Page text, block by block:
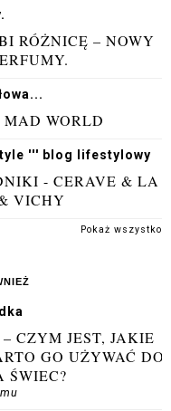
RÓŻNICĘ – NOWY
WORLD
''' blog lifestylowy
- CERAVE & LA
VICHY
Pokaż wszystko
CZYM JEST, JAKIE
GO UŻYWAĆ DO
ŚWIEC?